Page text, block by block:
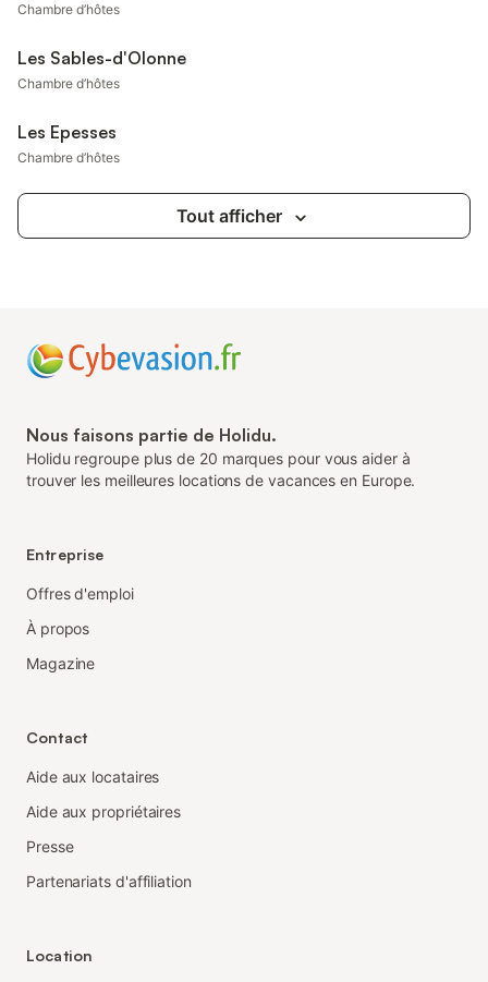
Chambre d’hôtes
Les Sables-d'Olonne
Chambre d’hôtes
Les Epesses
Chambre d’hôtes
Tout afficher
Nous faisons partie de Holidu.
Holidu regroupe plus de 20 marques pour vous aider à
trouver les meilleures locations de vacances en Europe.
Entreprise
Offres d'emploi
À propos
Magazine
Contact
Aide aux locataires
Aide aux propriétaires
Presse
Partenariats d'affiliation
Location